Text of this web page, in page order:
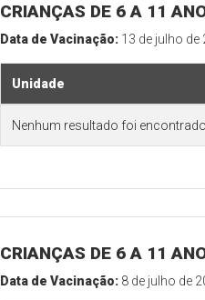
CRIANÇAS DE 6 A 11
Data de Vacinação: 13 de julho de
Unidade
Nenhum resultado foi encontrado.
CRIANÇAS DE 6 A 11
Data de Vacinação: 8 de julho de